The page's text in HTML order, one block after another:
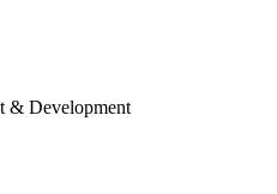
& Development